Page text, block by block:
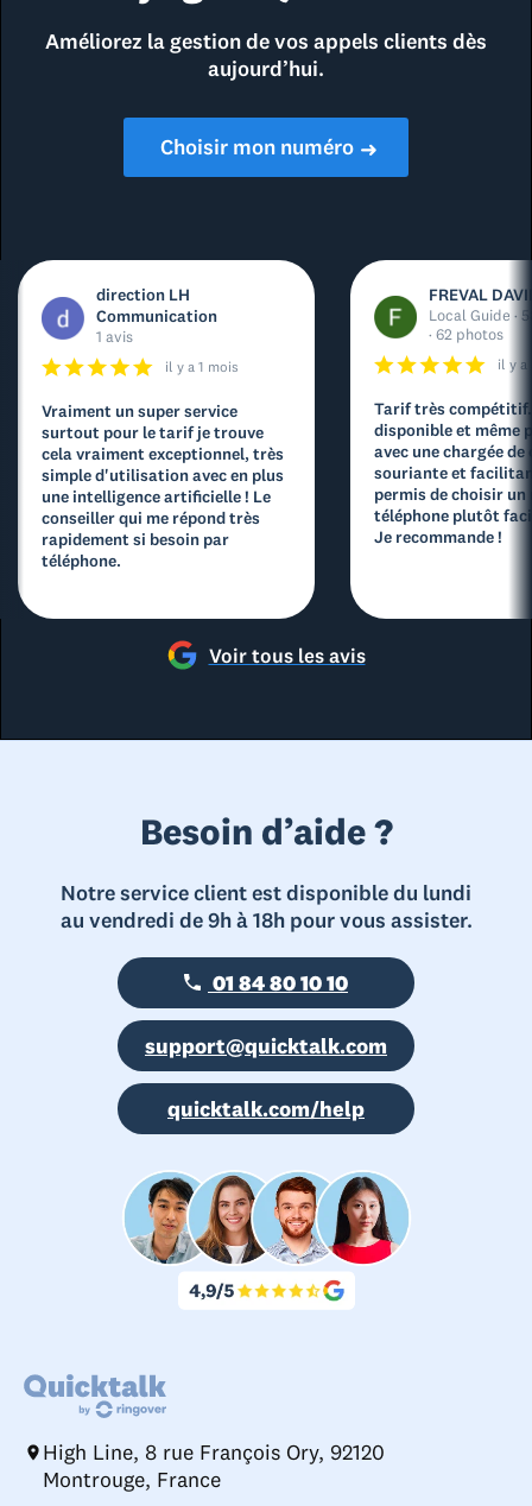
Améliorez la gestion de vos appels clients dès
aujourd’hui.
Choisir mon numéro➜
direction LH
Communication
1 avis
il y a 1 mois
Vraiment un super service
surtout pour le tarif je trouve
cela vraiment exceptionnel, très
simple d'utilisation avec en plus
une intelligence artificielle ! Le
conseiller qui me répond très
rapidement si besoin par
téléphone.
FREVAL
Local Guide ·
· 62 photos
il y a
Tarif très compétitif.
disponible et même
avec une chargée de
souriante et
permis de choisir un
téléphone plutôt
Je recommande !
Voir tous les avis
Besoin d’aide ?
Notre service client est disponible du lundi
au vendredi de 9h à 18h pour vous assister.
01 84 80 10 10
support@quicktalk.com
quicktalk.com/help
High Line, 8 rue François Ory, 92120
Montrouge, France